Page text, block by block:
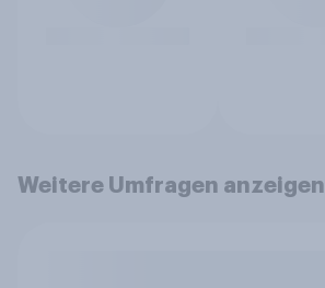
Weitere Umfragen anzeigen